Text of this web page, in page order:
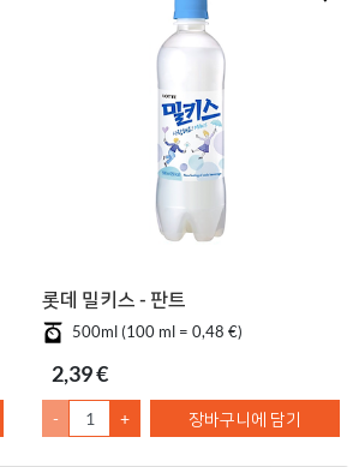
롯데 밀키스 - 판트
500ml (100 ml = 0,48 €)
2,39 €
- + 장바구니에 담기